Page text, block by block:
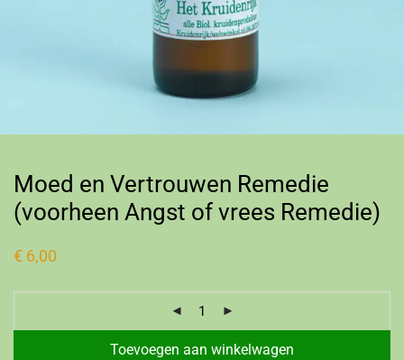
Moed en Vertrouwen Remedie
(voorheen Angst of vrees Remedie)
€ 6,00
Toevoegen aan winkelwagen